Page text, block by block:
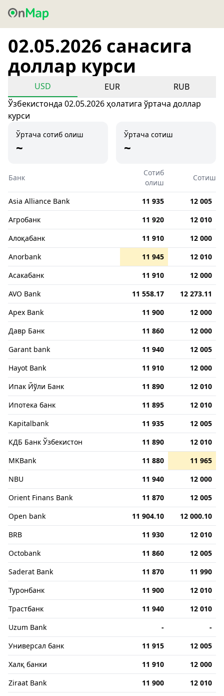
02.05.2026 санасига
доллар курси
USD EUR
RUB
Ўзбекистонда 02.05.2026 ҳолатига ўртача доллар
курси
Ўртача сотиб олиш
~
Ўртача сотиш
~
Банк
Сотиб
олиш
Сотиш
Asia Alliance Bank 11 935
12 005
Агробанк
11 920
12 010
Алоқабанк
11 910
12 000
Anorbank
11 945
12 010
Асакабанк
11 910
12 000
AVO Bank
11 558.17
12 273.11
Apex Bank
11 900
12 000
Давр Банк
11 860
12 000
Garant bank
11 940
12 005
Hayot Bank
11 910
12 000
Ипак Йўли Банк
11 890
12 010
Ипотека банк
11 895
12 010
Kapitalbank
11 935
12 005
КДБ Банк Ўзбекистон
11 890
12 010
MKBank
11 880
11 965
NBU
11 940
12 000
Orient Finans Bank
11 870
12 005
Open bank
11 904.10
12 000.10
BRB
11 930
12 010
Octobank
11 860
12 005
Saderat Bank
11 870
11 990
Туронбанк
11 900
12 010
Трастбанк
11 940
12 010
Uzum Bank
-
-
Универсал банк
11 915
12 005
Халқ банки
11 910
12 000
Ziraat Bank
11 900
12 010